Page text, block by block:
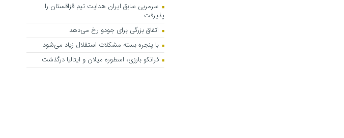
سرمربی سابق ایران هدایت تیم قزاقستان را
پذیرفت
اتفاق بزرگی برای جودو رخ می‌دهد
با پنجره بسته مشکلات استقلال زیاد می‌شود
فرانکو بارزی، اسطوره میلان و ایتالیا درگذشت